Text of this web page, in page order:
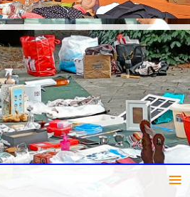
ligt op straat!
≡